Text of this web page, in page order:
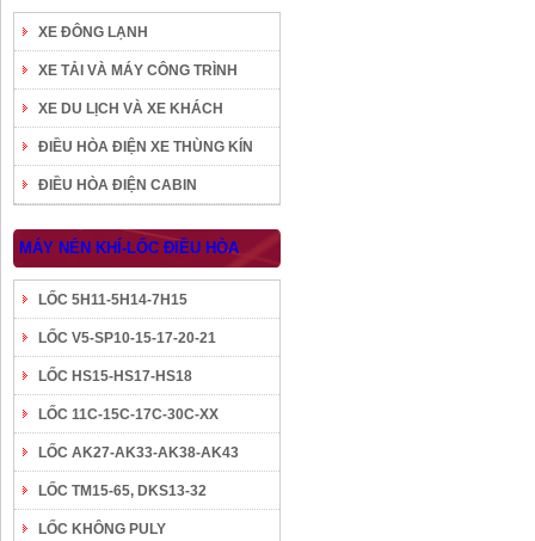
XE ĐÔNG LẠNH
XE TẢI VÀ MÁY CÔNG TRÌNH
XE DU LỊCH VÀ XE KHÁCH
ĐIỀU HÒA ĐIỆN XE THÙNG KÍN
ĐIỀU HÒA ĐIỆN CABIN
MÁY NÉN KHÍ-LỐC ĐIỀU HÒA
LỐC 5H11-5H14-7H15
LỐC V5-SP10-15-17-20-21
LỐC HS15-HS17-HS18
LỐC 11C-15C-17C-30C-XX
LỐC AK27-AK33-AK38-AK43
LỐC TM15-65, DKS13-32
LỐC KHÔNG PULY